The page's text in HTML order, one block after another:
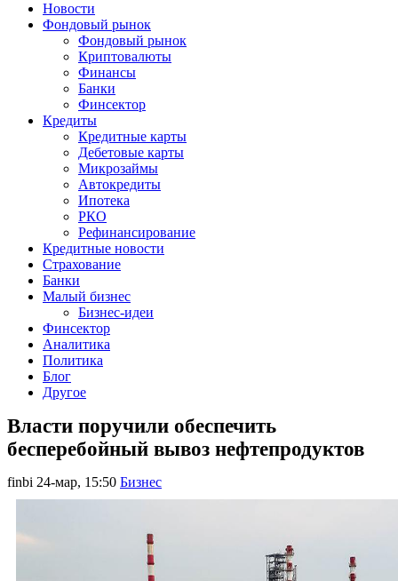
Новости
Фондовый рынок
Фондовый рынок
Криптовалюты
Финансы
Банки
Финсектор
Кредиты
Кредитные карты
Дебетовые карты
Микрозаймы
Автокредиты
Ипотека
РКО
Рефинансирование
Кредитные новости
Страхование
Банки
Малый бизнес
Бизнес-идеи
Финсектор
Аналитика
Политика
Блог
Другое
Власти поручили обеспечить
бесперебойный вывоз нефтепродуктов
finbi 24-мар, 15:50 Бизнес